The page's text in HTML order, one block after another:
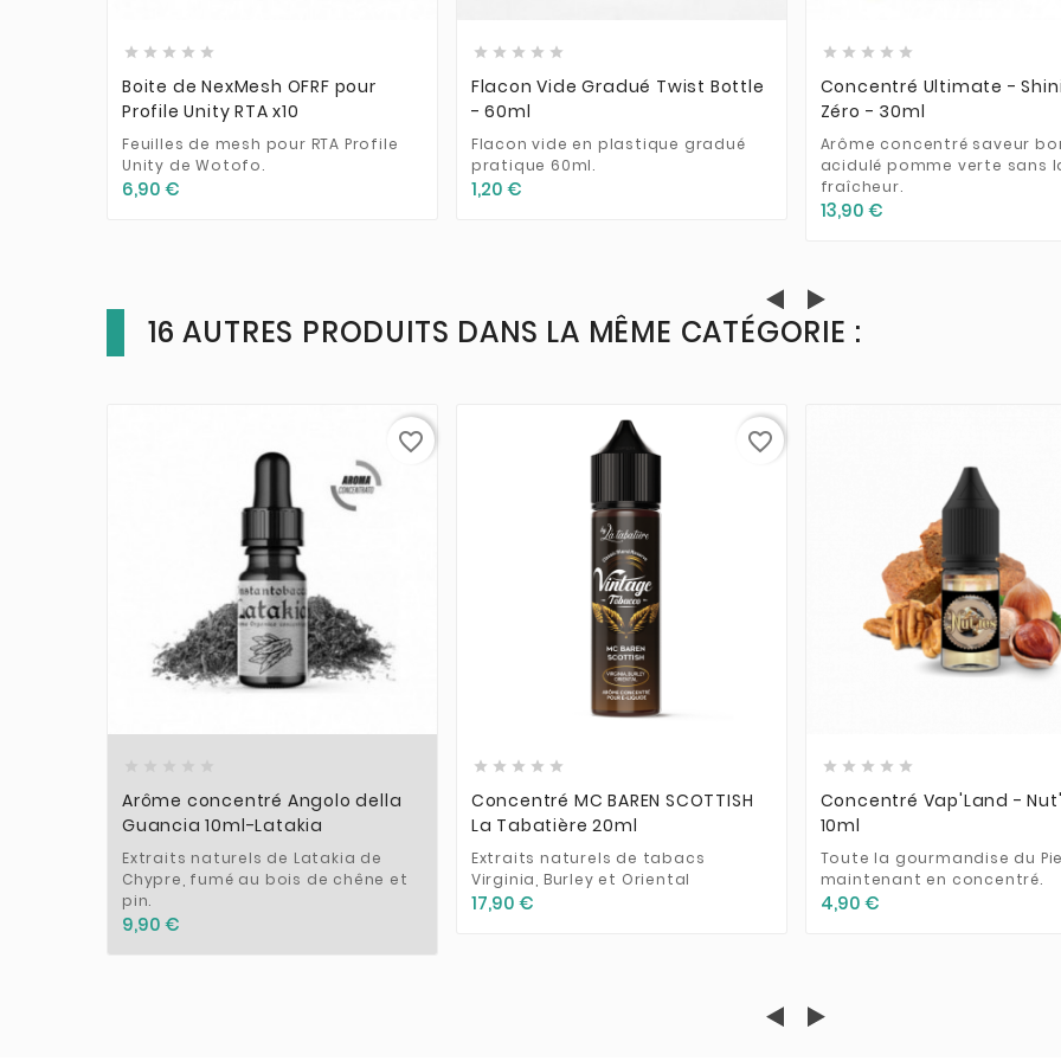
    
Boite de NexMesh OFRF pour
Profile Unity RTA x10
Feuilles de mesh pour RTA Profile
Unity de Wotofo.
6,90 €
    
Flacon Vide Gradué Twist Bottle
- 60ml
Flacon vide en plastique gradué
pratique 60ml.
1,20 €
    
Concentré Ultimate -
Zéro - 30ml
Arôme concentré saveur
acidulé pomme verte sans
fraîcheur.
13,90 €
16 AUTRES PRODUITS DANS LA MÊME CATÉGORIE :
Arôme concentré Angolo della
Guancia 10ml-Latakia
Extraits naturels de Latakia de
Chypre, fumé au bois de chêne et
pin.
9,90 €
favorite_border
 
    
Concentré MC BAREN SCOTTISH
La Tabatière 20ml
Extraits naturels de tabacs
Virginia, Burley et Oriental
17,90 €
favorite_border
    
Concentré Vap'Land -
10ml
Toute la gourmandise du
maintenant en concentré.
4,90 €